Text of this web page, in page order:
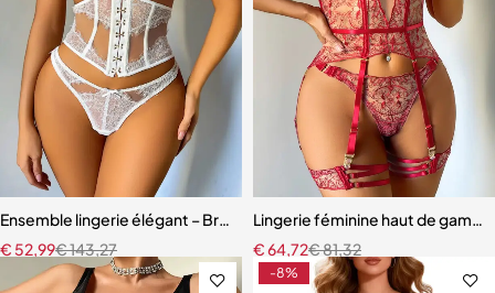
Ensemble lingerie élégant – Bretelles réglables et dentelle raffinée
€143,27
€ 52,99
Lingerie féminine haut de
€81,32
€64,72
-8%